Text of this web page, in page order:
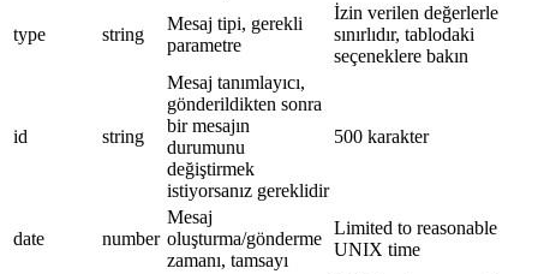
type string
Mesaj tipi, gerekli
parametre
İzin verilen değerlerle
sınırlıdır, tablodaki
seçeneklere bakın
id string
Mesaj tanımlayıcı,
gönderildikten sonra
bir mesajın
durumunu
değiştirmek
istiyorsanız gereklidir
500 karakter
date number
Mesaj
oluşturma/gönderme
zamanı, tamsayı
Limited to reasonable
UNIX time